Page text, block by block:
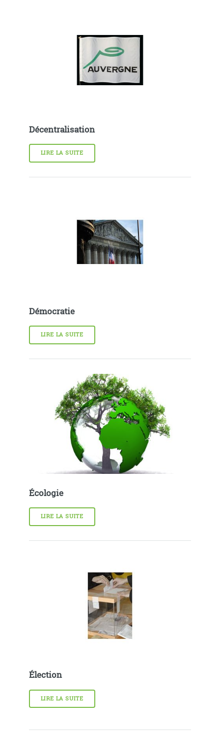
Décentralisation
LIRE LA SUITE
Démocratie
LIRE LA SUITE
Écologie
LIRE LA SUITE
Élection
LIRE LA SUITE